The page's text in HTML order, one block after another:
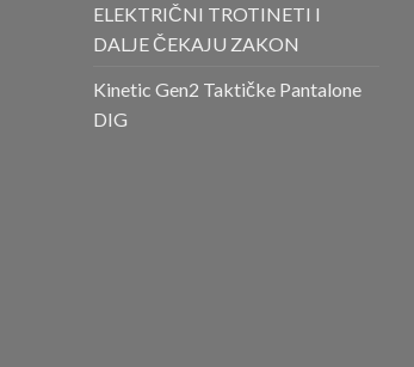
ELEKTRIČNI TROTINETI I
DALJE ČEKAJU ZAKON
Kinetic Gen2 Taktičke Pantalone
DIG